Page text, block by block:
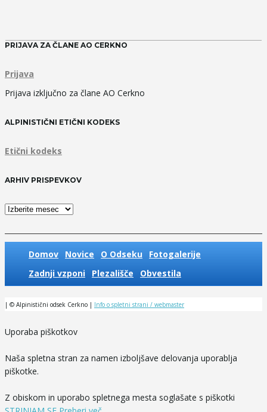
PRIJAVA ZA ČLANE AO CERKNO
Prijava
Prijava izključno za člane AO Cerkno
ALPINISTIČNI ETIČNI KODEKS
Etični kodeks
ARHIV PRISPEVKOV
Arhiv
Domov Novice O Odseku
Fotogalerije
Zadnji vzponi
Plezališče Obvestila
| © Alpinistični odsek Cerkno | Info o spletni strani / webmaster
Uporaba piškotkov
Naša spletna stran za namen izboljšave delovanja uporablja
piškotke.
Z obiskom in uporabo spletnega mesta soglašate s piškotki